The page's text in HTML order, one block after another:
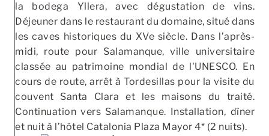
la bodega Yllera, avec dégustation de vins.
Déjeuner dans le restaurant du domaine, situé dans
les caves historiques du XVe siècle. Dans l’après-
midi, route pour Salamanque, ville universitaire
classée au patrimoine mondial de l'UNESCO. En
cours de route, arrêt à Tordesillas pour la visite du
couvent Santa Clara et les maisons du traité.
Continuation vers Salamanque. Installation, dîner
et nuit à l’hôtel Catalonia Plaza Mayor 4* (2 nuits).